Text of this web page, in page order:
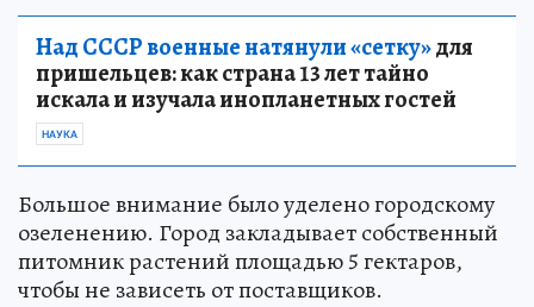
Над СССР военные натянули «сетку»для
пришельцев: как страна 13 лет тайно
искала и изучала инопланетных гостей
НАУКА
Большое внимание было уделено городскому
озеленению. Город закладывает собственный
питомник растений площадью 5 гектаров,
чтобы не зависеть от поставщиков.